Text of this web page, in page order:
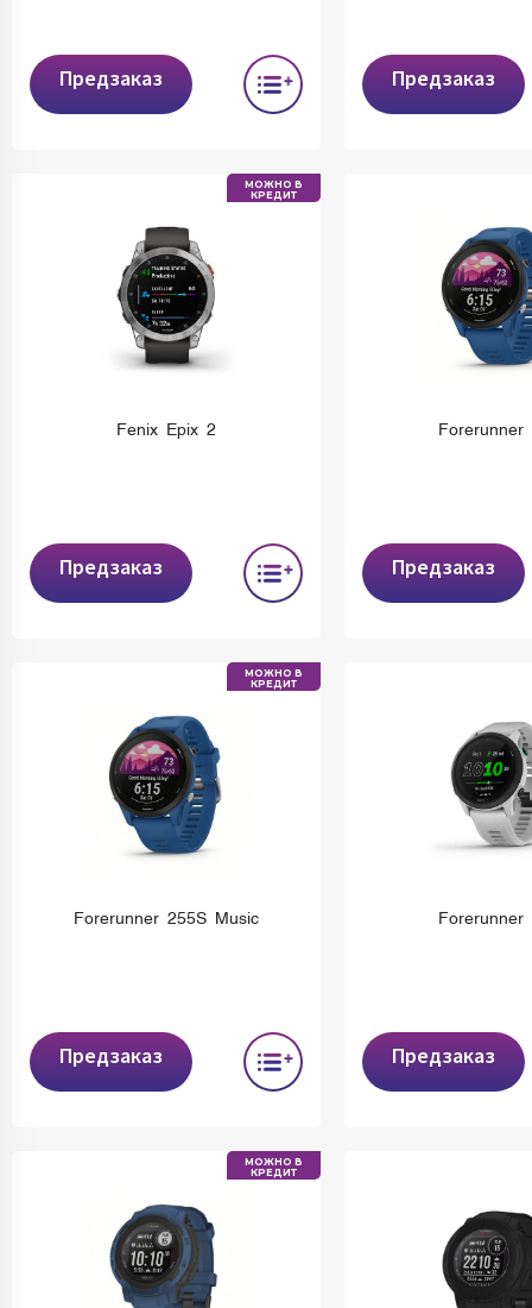
Предзаказ Предзаказ
МОЖНО В
КРЕДИТ
Fenix Epix 2
Предзаказ
Forerunner
Предзаказ
МОЖНО В
КРЕДИТ
Forerunner 255S Music
Предзаказ
Forerunner
Предзаказ
МОЖНО В
КРЕДИТ